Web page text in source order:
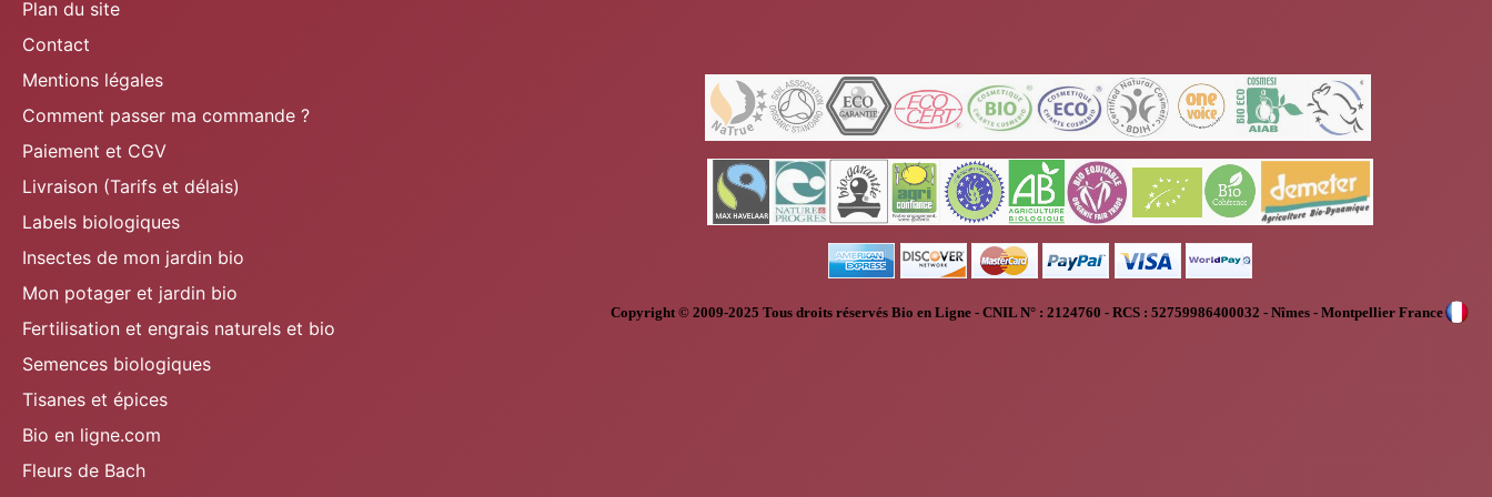
Plan du site
Contact
Mentions légales
Comment passer ma commande ?
Paiement et CGV
Livraison (Tarifs et délais)
Labels biologiques
Insectes de mon jardin bio
Mon potager et jardin bio
Fertilisation et engrais naturels et bio
Semences biologiques
Tisanes et épices
Bio en ligne.com
Fleurs de Bach
Copyright © 2009-2025 Tous droits réservés Bio en Ligne - CNIL N° : 2124760 - RCS : 52759986400032 - Nîmes - Montpellier France